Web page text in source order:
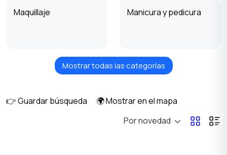
Maquillaje Manicura y pedicura
Productos para la
Perfumería
Cuidado del cabello
Mostrar todas las categorías
👉 Guardar búsqueda
🌍 Mostrar en el mapa
Por novedad